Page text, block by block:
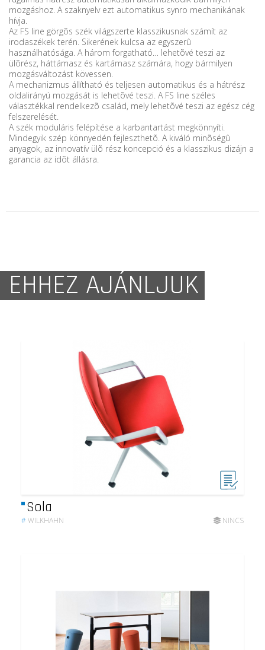
mozgáshoz. A szaknyelv ezt automatikus synro mechanikának
hívja.
Az FS line görgõs szék világszerte klasszikusnak számít az
irodaszékek terén. Sikerének kulcsa az egyszerû
használhatósága. A három forgatható… lehetõvé teszi az
ülõrész, háttámasz és kartámasz számára, hogy bármilyen
mozgásváltozást kövessen.
A mechanizmus állítható és teljesen automatikus és a hátrész
oldalirányú mozgását is lehetõvé teszi. A FS line széles
választékkal rendelkezõ család, mely lehetõvé teszi az egész cég
felszerelését.
A szék moduláris felépítése a karbantartást megkönnyíti.
Mindegyik szép könnyedén fejleszthetõ. A kiváló minõségû
anyagok, az innovatív ülõ rész koncepció és a klasszikus dizájn a
garancia az idõt állásra.
EHHEZ AJÁNLJUK
Sola
#WILKHAHN NINCS